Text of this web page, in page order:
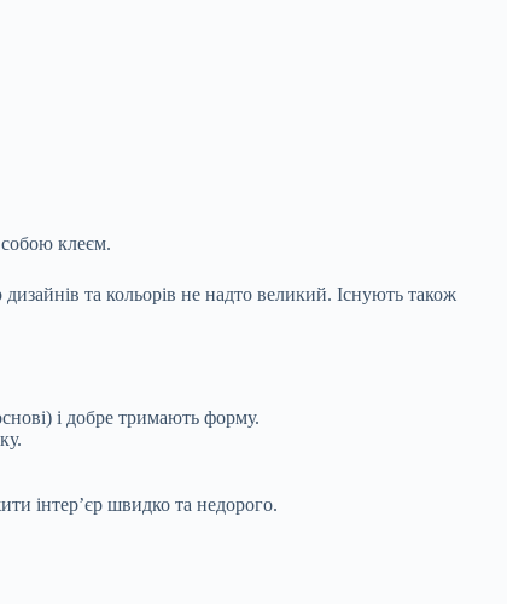
клеєм.
та кольорів не надто великий. Існують також
і добре тримають форму.
інтер’єр швидко та недорого.